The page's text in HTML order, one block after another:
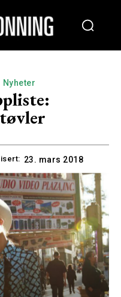
Nyheter
23. mars 2018